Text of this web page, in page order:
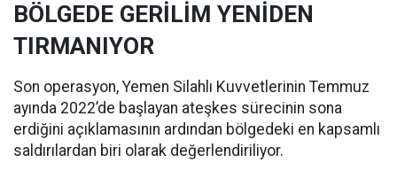
BÖLGEDE GERİLİM YENİDEN
TIRMANIYOR
Son operasyon, Yemen Silahlı Kuvvetlerinin Temmuz
ayında 2022’de başlayan ateşkes sürecinin sona
erdiğini açıklamasının ardından bölgedeki en kapsamlı
saldırılardan biri olarak değerlendiriliyor.